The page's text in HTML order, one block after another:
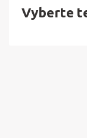
Vyberte